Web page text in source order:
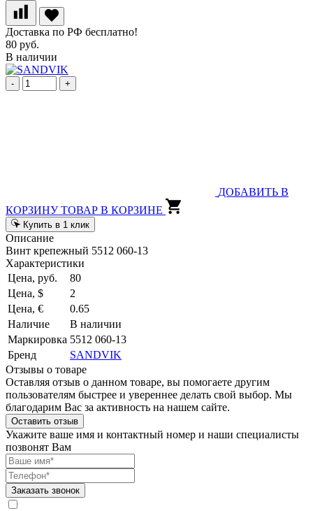
Доставка по РФ бесплатно!
80 руб.
В наличии
- +
ДОБАВИТЬ В
КОРЗИНУ ТОВАР В КОРЗИНЕ
Купить в 1 клик
Описание
Винт крепежный 5512 060-13
Характеристики
Цена, руб.
80
Цена, $
2
Цена, €
0.65
Наличие
В наличии
Маркировка 5512 060-13
Бренд
SANDVIK
Отзывы о товаре
Оставляя отзыв о данном товаре, вы помогаете другим
пользователям быстрее и увереннее делать свой выбор. Мы
благодарим Вас за активность на нашем сайте.
Оставить отзыв
Укажите ваше имя и контактный номер и наши специалисты
позвонят Вам
Заказать звонок